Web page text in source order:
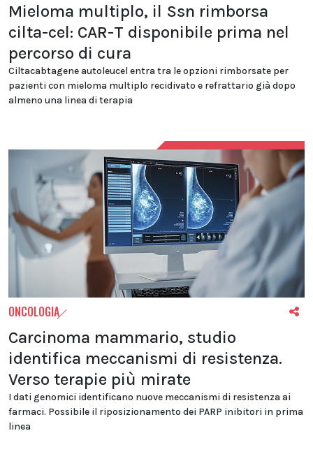
Mieloma multiplo, il Ssn rimborsa
cilta-cel: CAR-T disponibile prima nel
percorso di cura
Ciltacabtagene autoleucel entra tra le opzioni rimborsate per
pazienti con mieloma multiplo recidivato e refrattario già dopo
almeno una linea di terapia
ONCOLOGIA
Carcinoma mammario, studio
identifica meccanismi di resistenza.
Verso terapie più mirate
I dati genomici identificano nuove meccanismi di resistenza ai
farmaci. Possibile il riposizionamento dei PARP inibitori in prima
linea